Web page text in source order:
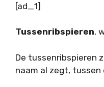
[ad_1]
Tussenribspieren,
De tussenribspieren
naam al zegt,